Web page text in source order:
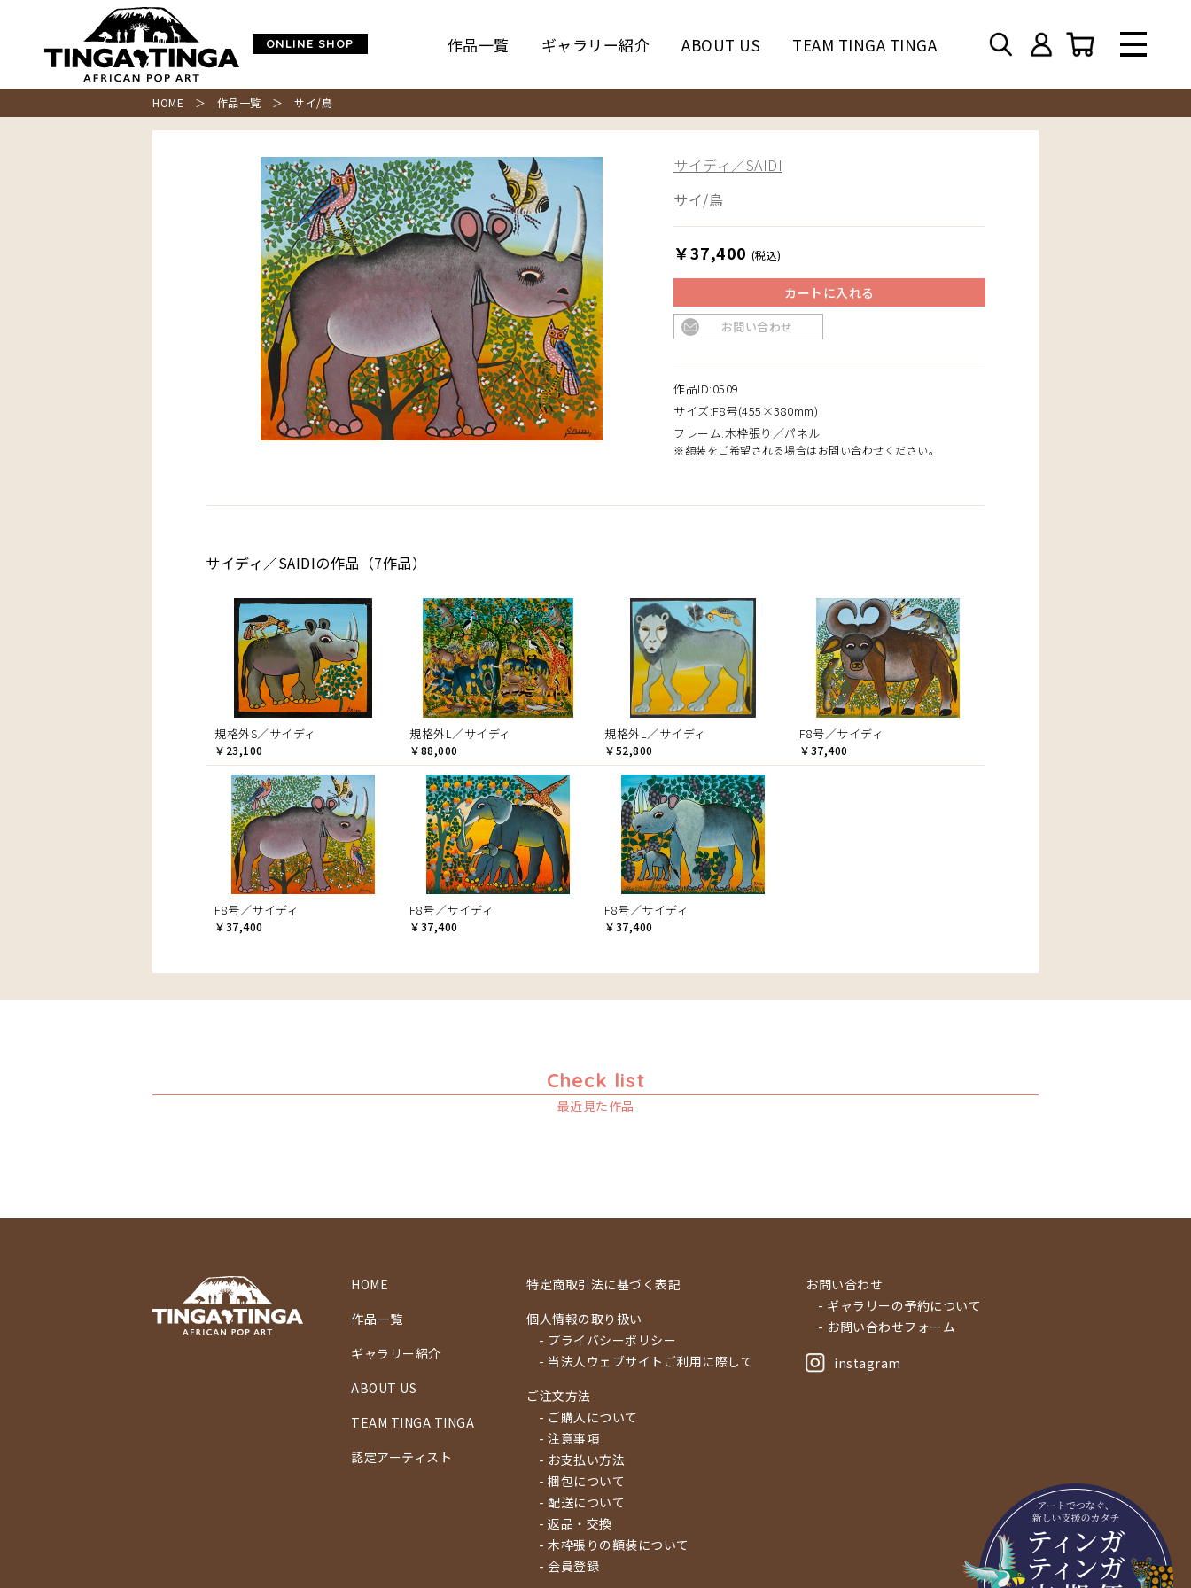
ONLINE SHOP 作品一覧 ギャラリー紹介 ABOUT US TEAM TINGA TINGA
HOME ＞ 作品一覧 ＞ サイ/鳥
サイディ／SAIDI
サイ/鳥
￥37,400 (税込)
カートに入れる
お問い合わせ
作品ID:0509
サイズ:F8号(455×380mm)
フレーム:木枠張り／パネル
※額装をご希望される場合はお問い合わせください。
サイディ／SAIDIの作品（7作品）
規格外S／サイディ
￥23,100
規格外L／サイディ
￥88,000
規格外L／サイディ
￥52,800
F8号／サイディ
￥37,400
F8号／サイディ
￥37,400
F8号／サイディ
￥37,400
F8号／サイディ
￥37,400
Check list
最近見た作品
HOME
作品一覧
ギャラリー紹介
ABOUT US
TEAM TINGA TINGA
認定アーティスト
特定商取引法に基づく表記
個人情報の取り扱い
- プライバシーポリシー
- 当法人ウェブサイトご利用に際して
ご注文方法
- ご購入について
- 注意事項
- お支払い方法
- 梱包について
- 配送について
- 返品・交換
- 木枠張りの額装について
- 会員登録
お問い合わせ
- ギャラリーの予約について
- お問い合わせフォーム
instagram